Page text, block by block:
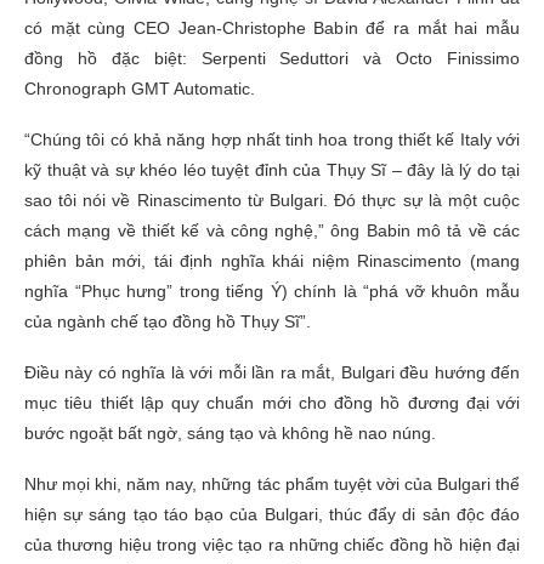
có mặt cùng CEO Jean-Christophe Babin để ra mắt hai mẫu
đồng hồ đặc biệt: Serpenti Seduttori và Octo Finissimo
Chronograph GMT Automatic.
“Chúng tôi có khả năng hợp nhất tinh hoa trong thiết kế Italy với
kỹ thuật và sự khéo léo tuyệt đỉnh của Thụy Sĩ – đây là lý do tại
sao tôi nói về Rinascimento từ Bulgari. Đó thực sự là một cuộc
cách mạng về thiết kế và công nghệ,” ông Babin mô tả về các
phiên bản mới, tái định nghĩa khái niệm Rinascimento (mang
nghĩa “Phục hưng” trong tiếng Ý) chính là “phá vỡ khuôn mẫu
của ngành chế tạo đồng hồ Thụy Sĩ”.
Điều này có nghĩa là với mỗi lần ra mắt, Bulgari đều hướng đến
mục tiêu thiết lập quy chuẩn mới cho đồng hồ đương đại với
bước ngoặt bất ngờ, sáng tạo và không hề nao núng.
Như mọi khi, năm nay, những tác phẩm tuyệt vời của Bulgari thể
hiện sự sáng tạo táo bạo của Bulgari, thúc đẩy di sản độc đáo
của thương hiệu trong việc tạo ra những chiếc đồng hồ hiện đại